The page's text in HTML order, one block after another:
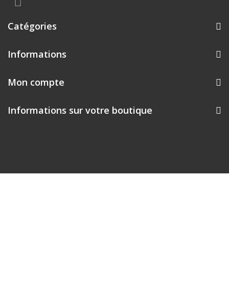
Catégories
Informations
Mon compte
Informations sur votre boutique